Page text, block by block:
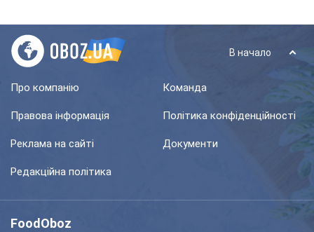
В начало
Про компанію Команда
Правова інформація Політика конфіденційності
Реклама на сайті Документи
Редакційна політика
FoodOboz